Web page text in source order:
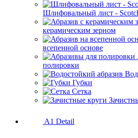
Шлифовальный лист -
керамическим зерном
всепенной основе
полировки
Губки
Сетка
A1 Detail